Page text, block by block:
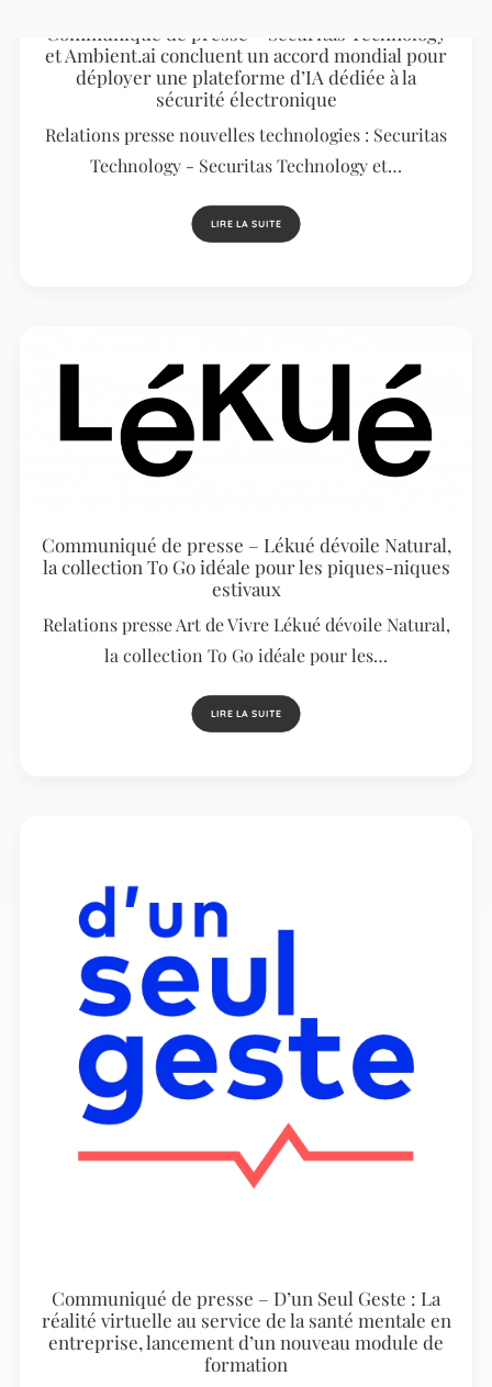
Communiqué de presse – Securitas Technology
et Ambient.ai concluent un accord mondial pour
déployer une plateforme d’IA dédiée à la
sécurité électronique
Relations presse nouvelles technologies : Securitas
Technology - Securitas Technology et…
LIRE LA SUITE
Communiqué de presse – Lékué dévoile Natural,
la collection To Go idéale pour les piques-niques
estivaux
Relations presse Art de Vivre Lékué dévoile Natural,
la collection To Go idéale pour les…
LIRE LA SUITE
Communiqué de presse – D’un Seul Geste : La
réalité virtuelle au service de la santé mentale en
entreprise, lancement d’un nouveau module de
formation